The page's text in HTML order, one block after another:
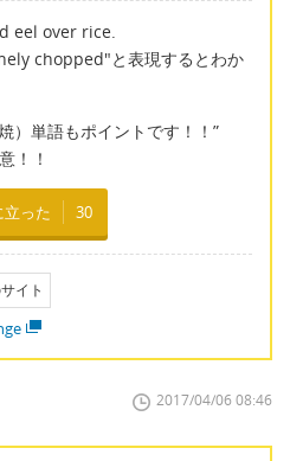
eel over rice.
chopped"と表現するとわか
）単語もポイントです！！”
！！
立った 30
イト
2017/04/06 08:46